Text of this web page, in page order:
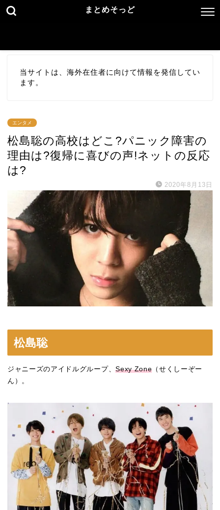
まとめそっど
当サイトは、海外在住者に向けて情報を発信してい
ます。
エンタメ
松島聡の高校はどこ?パニック障害の
理由は?復帰に喜びの声!ネットの反応
は?
2020年8月13日
松島聡
ジャニーズのアイドルグループ、Sexy Zone （せくしーぞー
ん）。